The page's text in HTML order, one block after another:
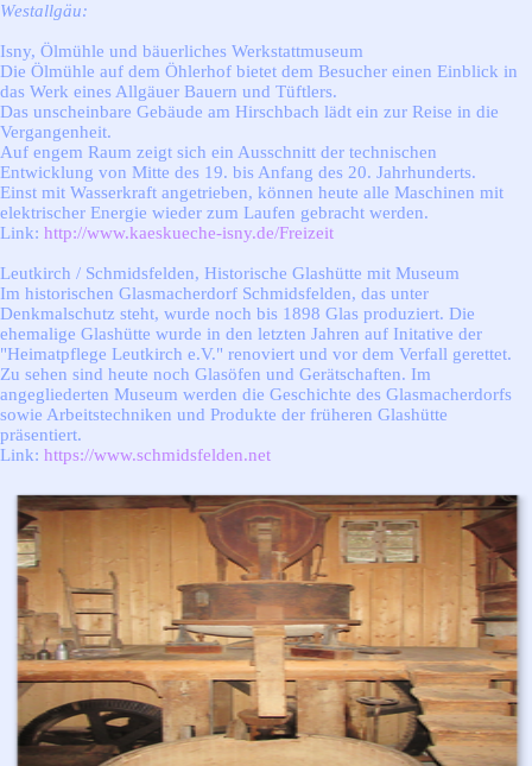
Westallgäu:
Isny, Ölmühle und bäuerliches Werkstattmuseum
Die Ölmühle auf dem Öhlerhof bietet dem Besucher einen Einblick in
das Werk eines Allgäuer Bauern und Tüftlers.
Das unscheinbare Gebäude am Hirschbach lädt ein zur Reise in die
Vergangenheit.
Auf engem Raum zeigt sich ein Ausschnitt der technischen
Entwicklung von Mitte des 19. bis Anfang des 20. Jahrhunderts.
Einst mit Wasserkraft angetrieben, können heute alle Maschinen mit
elektrischer Energie wieder zum Laufen gebracht werden.
Link: http://www.kaeskueche-isny.de/Freizeit
Leutkirch / Schmidsfelden, Historische Glashütte mit Museum
Im historischen Glasmacherdorf Schmidsfelden, das unter
Denkmalschutz steht, wurde noch bis 1898 Glas produziert. Die
ehemalige Glashütte wurde in den letzten Jahren auf Initative der
"Heimatpflege Leutkirch e.V." renoviert und vor dem Verfall gerettet.
Zu sehen sind heute noch Glasöfen und Gerätschaften. Im
angegliederten Museum werden die Geschichte des Glasmacherdorfs
sowie Arbeitstechniken und Produkte der früheren Glashütte
präsentiert.
Link: https://www.schmidsfelden.net